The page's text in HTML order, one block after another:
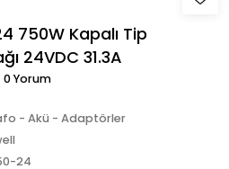
750W Kapalı Tip
24VDC 31.3A
0 Yorum
- Akü - Adaptörler
24